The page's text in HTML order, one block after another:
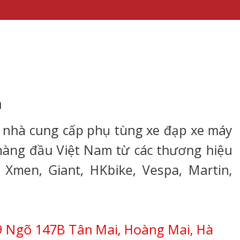
cung cấp phụ tùng xe đạp xe máy
đầu Việt Nam từ các thương hiệu
Giant, HKbike, Vespa, Martin,
Ngõ 147B Tân Mai, Hoàng Mai, Hà